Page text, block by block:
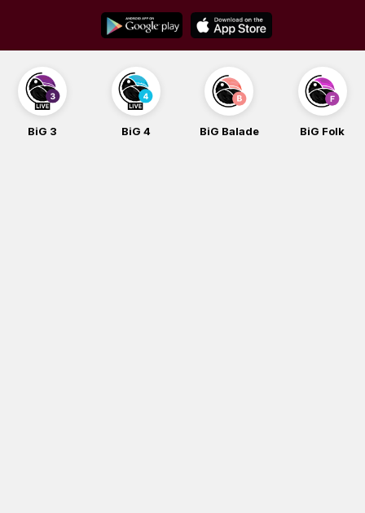
content
BiG Balade BiG Folk